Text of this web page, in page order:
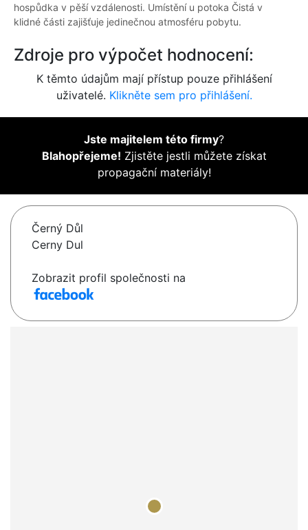
hospůdka v pěší vzdálenosti. Umístění u potoka Čistá v
klidné části zajišťuje jedinečnou atmosféru pobytu.
Zdroje pro výpočet hodnocení:
K těmto údajům mají přístup pouze přihlášení
uživatelé. Klikněte sem pro přihlášení.
Jste majitelem této firmy?
Blahopřejeme! Zjistěte jestli můžete získat
propagační materiály!
Černý Důl
Cerny Dul
Zobrazit profil společnosti na